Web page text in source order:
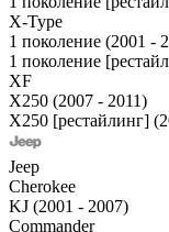
X-Type
1 поколение (2001 -
1 поколение
XF
X250 (2007 - 2011)
X250 [рестайлинг]
Jeep
Cherokee
KJ (2001 - 2007)
Commander